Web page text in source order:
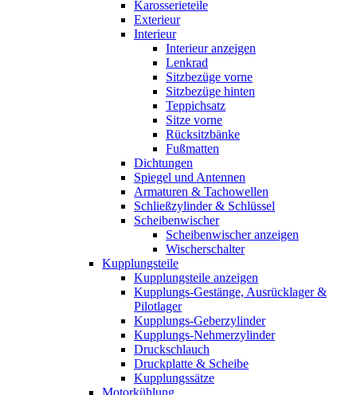
Karosserieteile
Exterieur
Interieur
Interieur anzeigen
Lenkrad
Sitzbezüge vorne
Sitzbezüge hinten
Teppichsatz
Sitze vorne
Rücksitzbänke
Fußmatten
Dichtungen
Spiegel und Antennen
Armaturen & Tachowellen
Schließzylinder & Schlüssel
Scheibenwischer
Scheibenwischer anzeigen
Wischerschalter
Kupplungsteile
Kupplungsteile anzeigen
Kupplungs-Gestänge, Ausrücklager &
Pilotlager
Kupplungs-Geberzylinder
Kupplungs-Nehmerzylinder
Druckschlauch
Druckplatte & Scheibe
Kupplungssätze
Motorkühlung